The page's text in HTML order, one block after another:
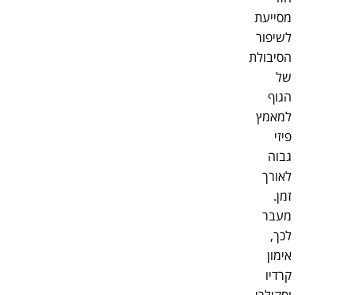
מסייעת
לשיפור
הסיבולת
של
הגוף
למאמץ
פיזי
גבוה
לאורך
זמן.
מעבר
לכך,
אימון
קרדיו